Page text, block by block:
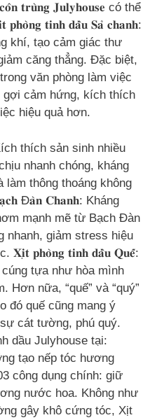
𝐭𝐫𝐮̀𝐧𝐠 𝐉𝐮𝐥𝐲𝐡𝐨𝐮𝐬𝐞 có thể
𝐭𝐢𝐧𝐡 𝐝𝐚̂̀𝐮 𝐒𝐚̉ 𝐜𝐡𝐚𝐧𝐡:
khí, tạo cảm giác thư
căng thẳng. Đặc biệt,
văn phòng làm việc
cảm hứng, kích thích
hiệu quả hơn.
thích sản sinh nhiều
nhanh chóng, kháng
làm thông thoáng không
Đ𝐚̀𝐧 𝐂𝐡𝐚𝐧𝐡: Kháng
mạnh mẽ từ Bạch Đàn
nhanh, giảm stress hiệu
𝐗𝐢̣𝐭 𝐩𝐡𝐨̀𝐧𝐠 𝐭𝐢𝐧𝐡 𝐝𝐚̂̀𝐮 𝐐𝐮𝐞̂́:
tựa như hòa mình
Hơn nữa, “quế” và “quý”
đó quế cũng mang ý
cát tường, phú quý.
dầu Julyhouse tại:
tạo nếp tóc hương
công dụng chính: giữ
nước hoa. Không như
gây khô cứng tóc, Xịt